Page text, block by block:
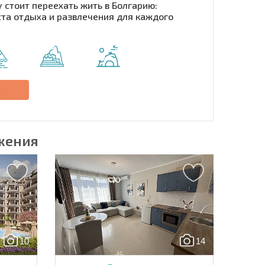
| Нажимая кнопку, вы разрешаете
Отправить сообщение
переехать жить в Болгарию:
отдыха и развлечения для каждого
10 14